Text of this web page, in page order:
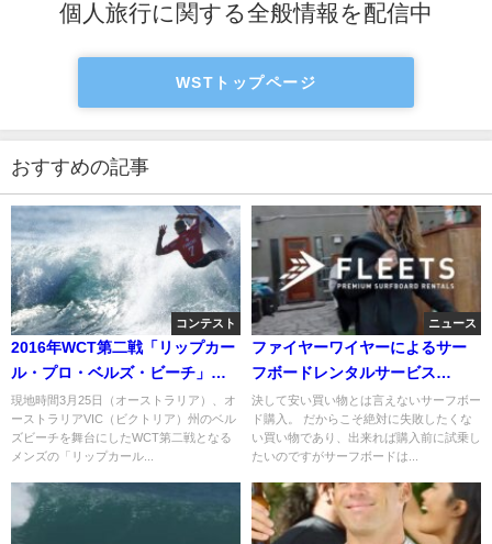
個人旅行に関する全般情報を配信中
WSTトップページ
おすすめの記事
コンテスト
2016年WCT第二戦「リップカー
ル・プロ・ベルズ・ビーチ」：
二日目ハイライト
現地時間3月25日（オーストラリア）、オ
ーストラリアVIC（ビクトリア）州のベル
ズビーチを舞台にしたWCT第二戦となる
メンズの「リップカール...
ニュース
ファイヤーワイヤーによるサー
フボードレンタルサービス
「Firewire Fleets」
決して安い買い物とは言えないサーフボー
ド購入。 だからこそ絶対に失敗したくな
い買い物であり、出来れば購入前に試乗し
たいのですがサーフボードは...